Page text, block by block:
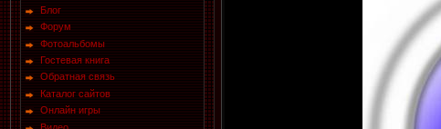
Блог
Форум
Фотоальбомы
Гостевая книга
Обратная связь
Каталог сайтов
Онлайн игры